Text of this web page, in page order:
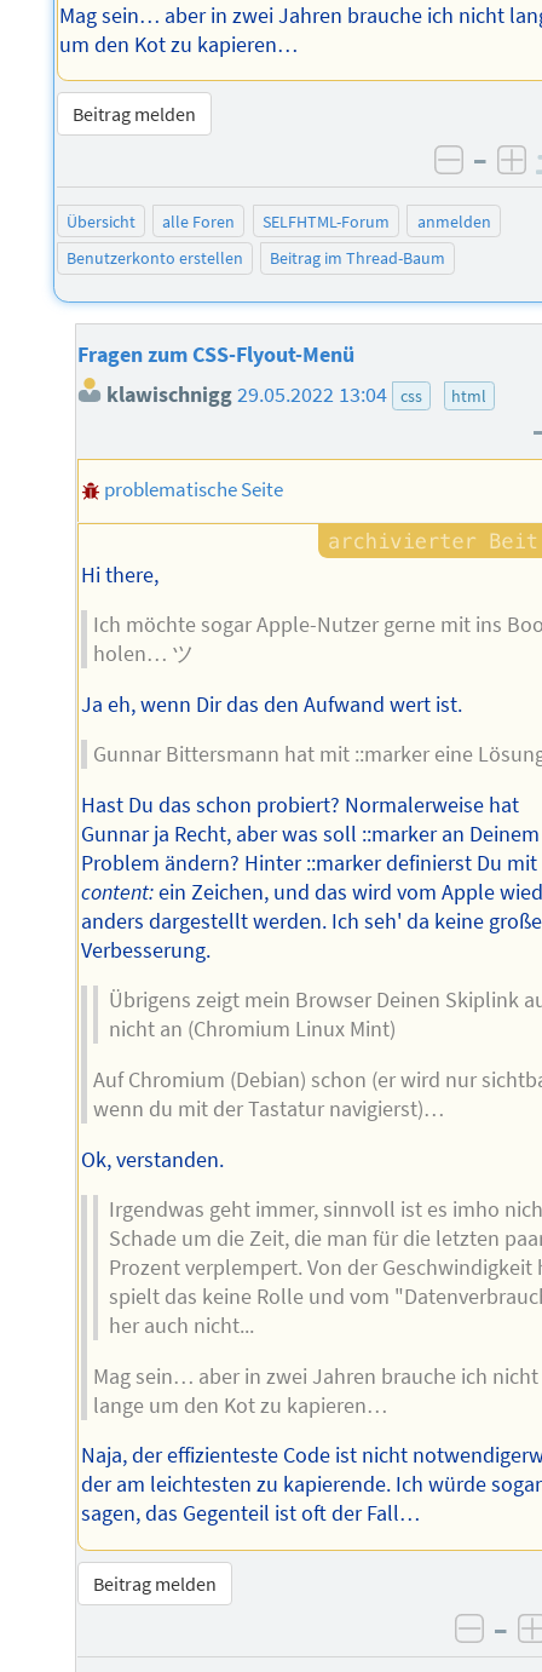
Mag sein… aber in zwei Jahren brauche ich nicht
um den Kot zu kapieren…
Beitrag melden
–
Übersicht alle Foren SELFHTML-Forum
anmelden
Benutzerkonto erstellen
Beitrag im Thread-Baum
Fragen zum CSS-Flyout-Menü
klawischnigg29.05.2022 13:04 css html
problematische Seite
Hi there,
Ich möchte sogar Apple-Nutzer gerne mit ins
holen… ツ
Ja eh, wenn Dir das den Aufwand wert ist.
Gunnar Bittersmann hat mit ::marker eine
Hast Du das schon probiert? Normalerweise hat
Gunnar ja Recht, aber was soll ::marker an Deinem
Problem ändern? Hinter ::marker definierst Du mit
content:ein Zeichen, und das wird vom Apple
anders dargestellt werden. Ich seh' da keine große
Verbesserung.
Übrigens zeigt mein Browser Deinen Skiplink
nicht an (Chromium Linux Mint)
Auf Chromium (Debian) schon (er wird nur
wenn du mit der Tastatur navigierst)…
Ok, verstanden.
Irgendwas geht immer, sinnvoll ist es imho
Schade um die Zeit, die man für die letzten
Prozent verplempert. Von der Geschwindigkeit
spielt das keine Rolle und vom
her auch nicht...
Mag sein… aber in zwei Jahren brauche ich nicht
lange um den Kot zu kapieren…
Naja, der effizienteste Code ist nicht
der am leichtesten zu kapierende. Ich würde sogar
sagen, das Gegenteil ist oft der Fall…
Beitrag melden
–